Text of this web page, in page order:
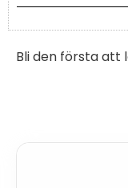
Bli den första att